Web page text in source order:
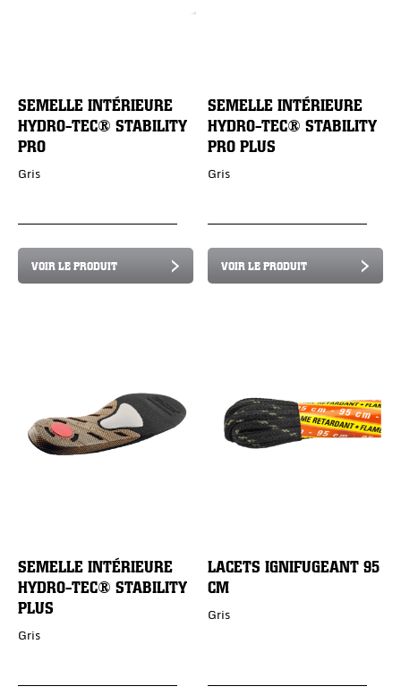
SEMELLE INTÉRIEURE
HYDRO-TEC® STABILITY
PRO
Gris
VOIR LE PRODUIT
SEMELLE INTÉRIEURE
HYDRO-TEC® STABILITY
PRO PLUS
Gris
VOIR LE PRODUIT
SEMELLE INTÉRIEURE
HYDRO-TEC® STABILITY
PLUS
Gris
LACETS IGNIFUGEANT 95
CM
Gris